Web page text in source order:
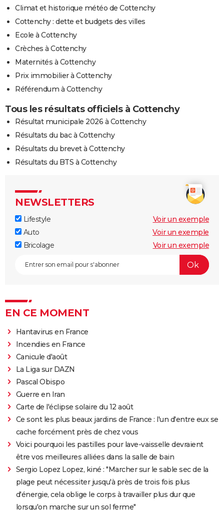
Climat et historique météo de Cottenchy
Cottenchy : dette et budgets des villes
Ecole à Cottenchy
Crèches à Cottenchy
Maternités à Cottenchy
Prix immobilier à Cottenchy
Référendum à Cottenchy
Tous les résultats officiels à Cottenchy
Résultat municipale 2026 à Cottenchy
Résultats du bac à Cottenchy
Résultats du brevet à Cottenchy
Résultats du BTS à Cottenchy
NEWSLETTERS
Lifestyle
Voir un exemple
Auto
Voir un exemple
Bricolage
Voir un exemple
EN CE MOMENT
Hantavirus en France
Incendies en France
Canicule d'août
La Liga sur DAZN
Pascal Obispo
Guerre en Iran
Carte de l'éclipse solaire du 12 août
Ce sont les plus beaux jardins de France : l'un d'entre eux se
cache forcément près de chez vous
Voici pourquoi les pastilles pour lave-vaisselle devraient
être vos meilleures alliées dans la salle de bain
Sergio Lopez Lopez, kiné : "Marcher sur le sable sec de la
plage peut nécessiter jusqu'à près de trois fois plus
d'énergie, cela oblige le corps à travailler plus dur que
lorsqu'on marche sur un sol ferme"